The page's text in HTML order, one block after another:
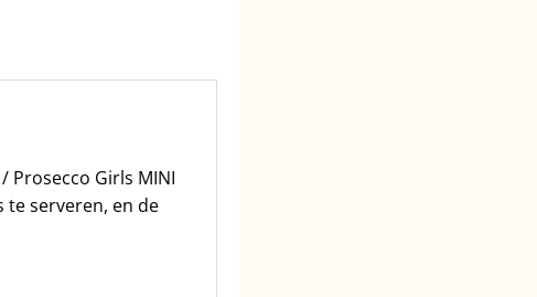
Prosecco Girls MINI
te serveren, en de